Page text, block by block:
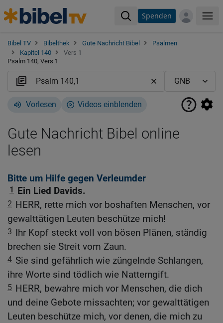
Spenden
Bibel TV Bibelthek Gute Nachricht Bibel
Psalmen
Kapitel 140
Vers 1
Psalm 140, Vers 1
Vorlesen Videos einblenden
Gute Nachricht Bibel online
lesen
Bitte um Hilfe gegen Verleumder
1 Ein Lied Davids.
2 HERR, rette mich vor boshaften Menschen, vor
gewalttätigen Leuten beschütze mich!
3 Ihr Kopf steckt voll von bösen Plänen, ständig
brechen sie Streit vom Zaun.
4 Sie sind gefährlich wie züngelnde Schlangen,
ihre Worte sind tödlich wie Natterngift.
5 HERR, bewahre mich vor Menschen, die dich
und deine Gebote missachten; vor gewalttätigen
Leuten beschütze mich, vor denen, die mich zu